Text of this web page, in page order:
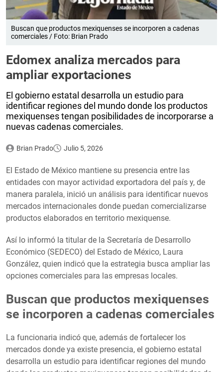
Buscan que productos mexiquenses se incorporen a cadenas
comerciales / Foto: Brian Prado
Edomex analiza mercados para
ampliar exportaciones
El gobierno estatal desarrolla un estudio para
identificar regiones del mundo donde los productos
mexiquenses tengan posibilidades de incorporarse a
nuevas cadenas comerciales.
Brian Prado Julio 5, 2026
El Estado de México mantiene su presencia entre las
entidades con mayor actividad exportadora del país y, de
manera paralela, inició un análisis para identificar nuevos
mercados internacionales donde puedan comercializarse
productos elaborados en territorio mexiquense.
Así lo informó la titular de la Secretaría de Desarrollo
Económico (SEDECO) del Estado de México, Laura
González, quien indicó que la estrategia busca ampliar las
opciones comerciales para las empresas locales.
Buscan que productos mexiquenses
se incorporen a cadenas comerciales
La funcionaria indicó que, además de fortalecer los
mercados donde ya existe presencia, el gobierno estatal
desarrolla un estudio para identificar regiones del mundo